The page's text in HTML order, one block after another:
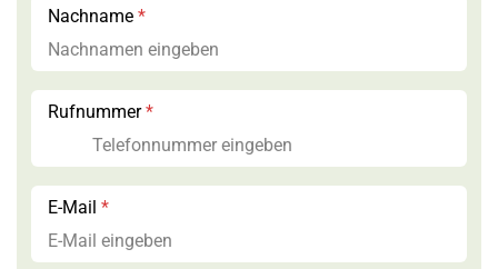
c
h
Nachname *
Rufnummer*
E-Mail *